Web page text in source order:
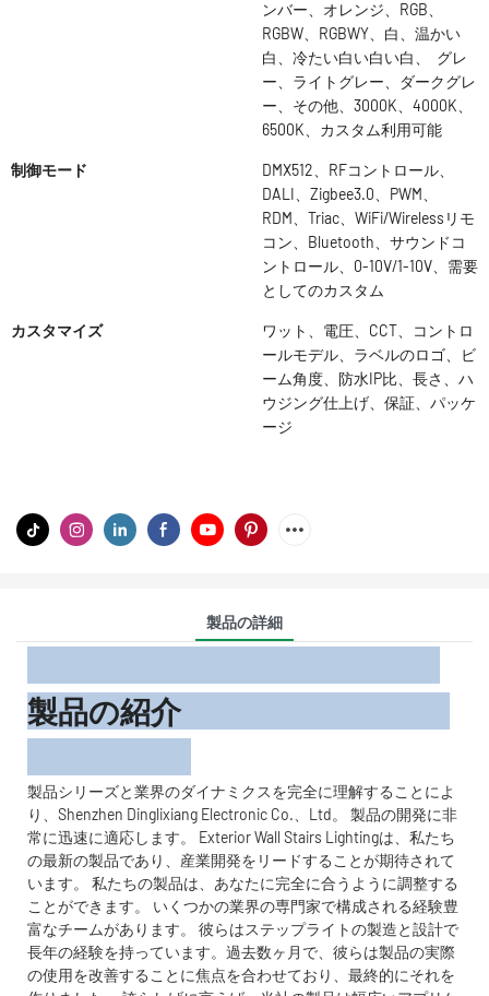
ンバー、オレンジ、RGB、
RGBW、RGBWY、白、温かい
白、冷たい白い白い白、 グレ
ー、ライトグレー、ダークグレ
ー、その他、3000K、4000K、
6500K、カスタム利用可能
制御モード
DMX512、RFコントロール、
DALI、Zigbee3.0、PWM、
RDM、Triac、WiFi/Wirelessリモ
コン、Bluetooth、サウンドコ
ントロール、0-10V/1-10V、需要
としてのカスタム
カスタマイズ
ワット、電圧、CCT、コントロ
ールモデル、ラベルのロゴ、ビ
ーム角度、防水IP比、長さ、ハ
ウジング仕上げ、保証、パッケ
ージ
製品の詳細
製品の紹介
製品シリーズと業界のダイナミクスを完全に理解することによ
り、Shenzhen Dinglixiang Electronic Co.、Ltd。 製品の開発に非
常に迅速に適応します。 Exterior Wall Stairs Lightingは、私たち
の最新の製品であり、産業開発をリードすることが期待されて
います。 私たちの製品は、あなたに完全に合うように調整する
ことができます。 いくつかの業界の専門家で構成される経験豊
富なチームがあります。 彼らはステップライトの製造と設計で
長年の経験を持っています。過去数ヶ月で、彼らは製品の実際
の使用を改善することに焦点を合わせており、最終的にそれを